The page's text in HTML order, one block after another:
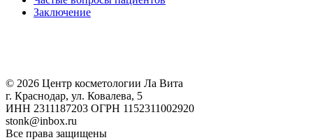
Заключение
© 2026 Центр косметологии Ла Вита
г. Краснодар, ул. Ковалева, 5
ИНН 2311187203 ОГРН 1152311002920
stonk@inbox.ru
Все права защищены